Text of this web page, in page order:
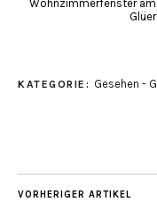
Wohnzimmerfenster am
KATEGORIE: Gesehen -
VORHERIGER ARTIKEL